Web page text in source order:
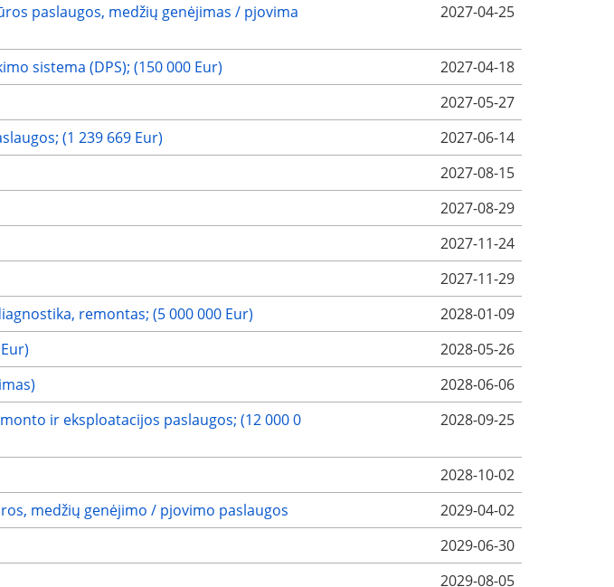
paslaugos, medžių genėjimas / pjovima
2027-04-25
sistema (DPS); (150 000 Eur)
2027-04-18
2027-05-27
(1 239 669 Eur)
2027-06-14
2027-08-15
2027-08-29
2027-11-24
2027-11-29
remontas; (5 000 000 Eur)
2028-01-09
2028-05-26
2028-06-06
ir eksploatacijos paslaugos; (12 000 0
2028-09-25
2028-10-02
medžių genėjimo / pjovimo paslaugos
2029-04-02
2029-06-30
2029-08-05